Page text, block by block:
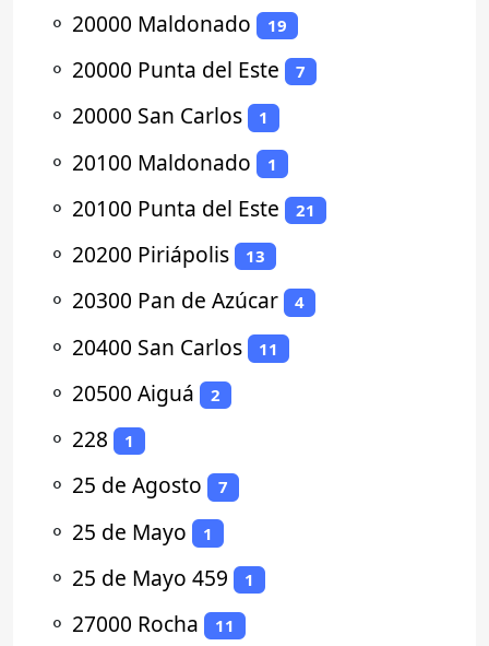
⚬ 20000 Maldonado 19
⚬ 20000 Punta del Este 7
⚬ 20000 San Carlos 1
⚬ 20100 Maldonado 1
⚬ 20100 Punta del Este 21
⚬ 20200 Piriápolis 13
⚬ 20300 Pan de Azúcar 4
⚬ 20400 San Carlos 11
⚬ 20500 Aiguá 2
⚬ 228 1
⚬ 25 de Agosto 7
⚬ 25 de Mayo 1
⚬ 25 de Mayo 459 1
⚬ 27000 Rocha 11